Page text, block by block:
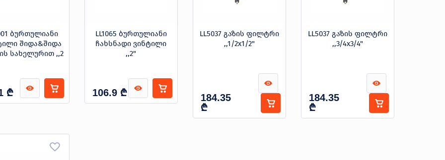
ბურთულიანი
შიდა&შიდა
სახელურით ,,2
₾
LL1065 ბურთულიანი
ჩახსნადი ვინტილი
,,2"
106.9 ₾
LL5037 გაზის ფილტრი
,,1/2x1/2"
184.35
₾
LL5037 გაზის ფილტრი
,,3/4x3/4"
184.35
₾